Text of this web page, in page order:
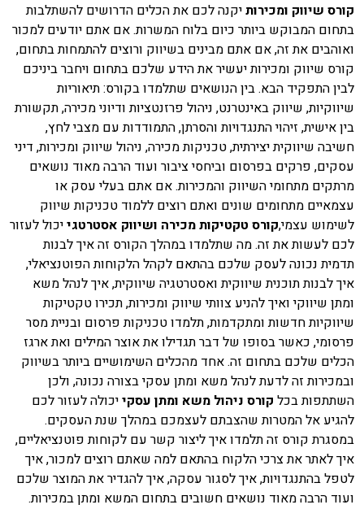
קורס שיווק ומכירותיקנה לכם את הכלים הדרושים להשתלבות
בתחום המבוקש ביותר כיום בלוח המשרות. אם אתם יודעים למכור
ואוהבים את זה, אם אתם מבינים בשיווק ורוצים להתמחות בתחום,
קורס שיווק ומכירות יעשיר את הידע שלכם בתחום ויחבר ביניכם
לבין התפקיד הבא. בין הנושאים שתלמדו בקורס: תיאוריות
שיווקיות, שיווק באינטרנט, ניהול פרזנטציות ודיוני מכירה, תקשורת
בין אישית, זיהוי התנגדויות והסרתן, התמודדות עם מצבי לחץ,
חשיבה שיווקית יצירתית, טכניקות מכירה, ניהול שיווק ומכירות, דיני
עסקים, פרקים בפרסום וביחסי ציבור ועוד הרבה מאוד נושאים
מרתקים מתחומי השיווק והמכירות. אם אתם בעלי עסק או
עצמאיים מתחומים שונים ואתם רוצים ללמוד טכניקות שיווק
לשימוש עצמי,קורס טקטיקות מכירה ושיווק אסטרטגייכול לעזור
לכם לעשות את זה. מה שתלמדו במהלך הקורס זה איך לבנות
תדמית נכונה לעסק שלכם בהתאם לקהל הלקוחות הפוטנציאלי,
איך לבנות תוכנית שיווקית ואסטרטגיה שיווקית, איך לנהל משא
ומתן שיווקי ואיך להניע צוותי שיווק ומכירות, תכירו טקטיקות
שיווקיות חדשות ומתקדמות, תלמדו טכניקות פרסום ובניית מסר
פרסומי, כאשר בסופו של דבר תגדילו את אוצר המילים ואת ארגז
הכלים שלכם בתחום זה. אחד מהכלים השימושיים ביותר בשיווק
ובמכירות זה לדעת לנהל משא ומתן עסקי בצורה נכונה, ולכן
השתתפות בכל קורס ניהול משא ומתן עסקייכולה לעזור לכם
להגיע אל המטרות שהצבתם לעצמכם במהלך שנת העסקים.
במסגרת קורס זה תלמדו איך ליצור קשר עם לקוחות פוטנציאליים,
איך לאתר את צרכי הלקוח בהתאם למה שאתם רוצים למכור, איך
לטפל בהתנגדויות, איך לסגור עסקה, איך להגדיר את המוצר שלכם
ועוד הרבה מאוד נושאים חשובים בתחום המשא ומתן במכירות.